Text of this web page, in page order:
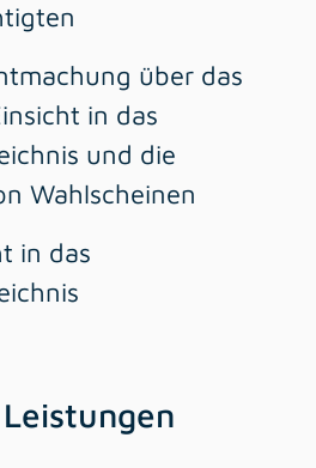
über das
in das
und die
Wahlscheinen
in das